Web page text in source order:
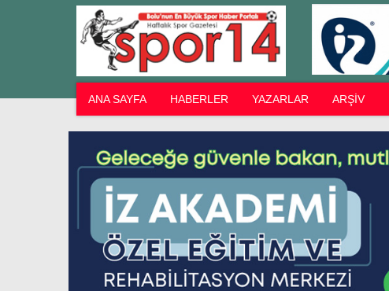
ANA SAYFA HABERLER YAZARLAR ARŞİV